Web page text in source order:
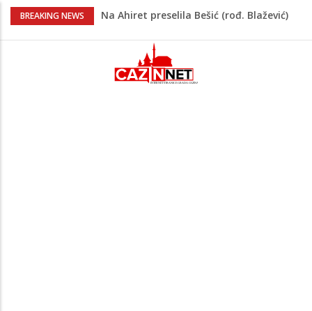
BREAKING NEWS
Na Ahiret preselila Bešić (rođ. Blažević)
Na Ahiret preselio ŠUPUK (Refik) ŠEFIK
Evo koje države su zasad za, a koje
protiv Infantina na izborima: Srbija i